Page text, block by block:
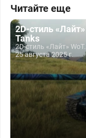
Читайте еще
2D-стиль
Tanks
2D-стиль «Лайт»
25 августа 2025 г.